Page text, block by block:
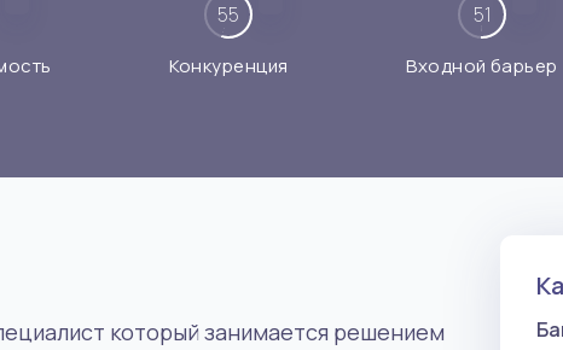
55
Конкуренция
51
Входной барьер
который занимается решением